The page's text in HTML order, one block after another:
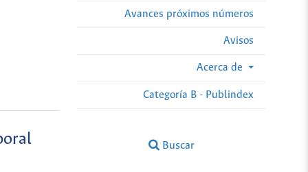
Avances próximos números
Avisos
Acerca de
Categoría B - Publindex
Buscar